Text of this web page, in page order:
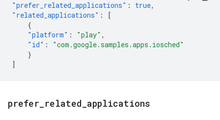
"prefer_related_applications" : true,
"related_applications" :
[
{
"platform" : "play" ,
"id" :
"com.google.samples.apps.iosched"
}
]
prefer related applications